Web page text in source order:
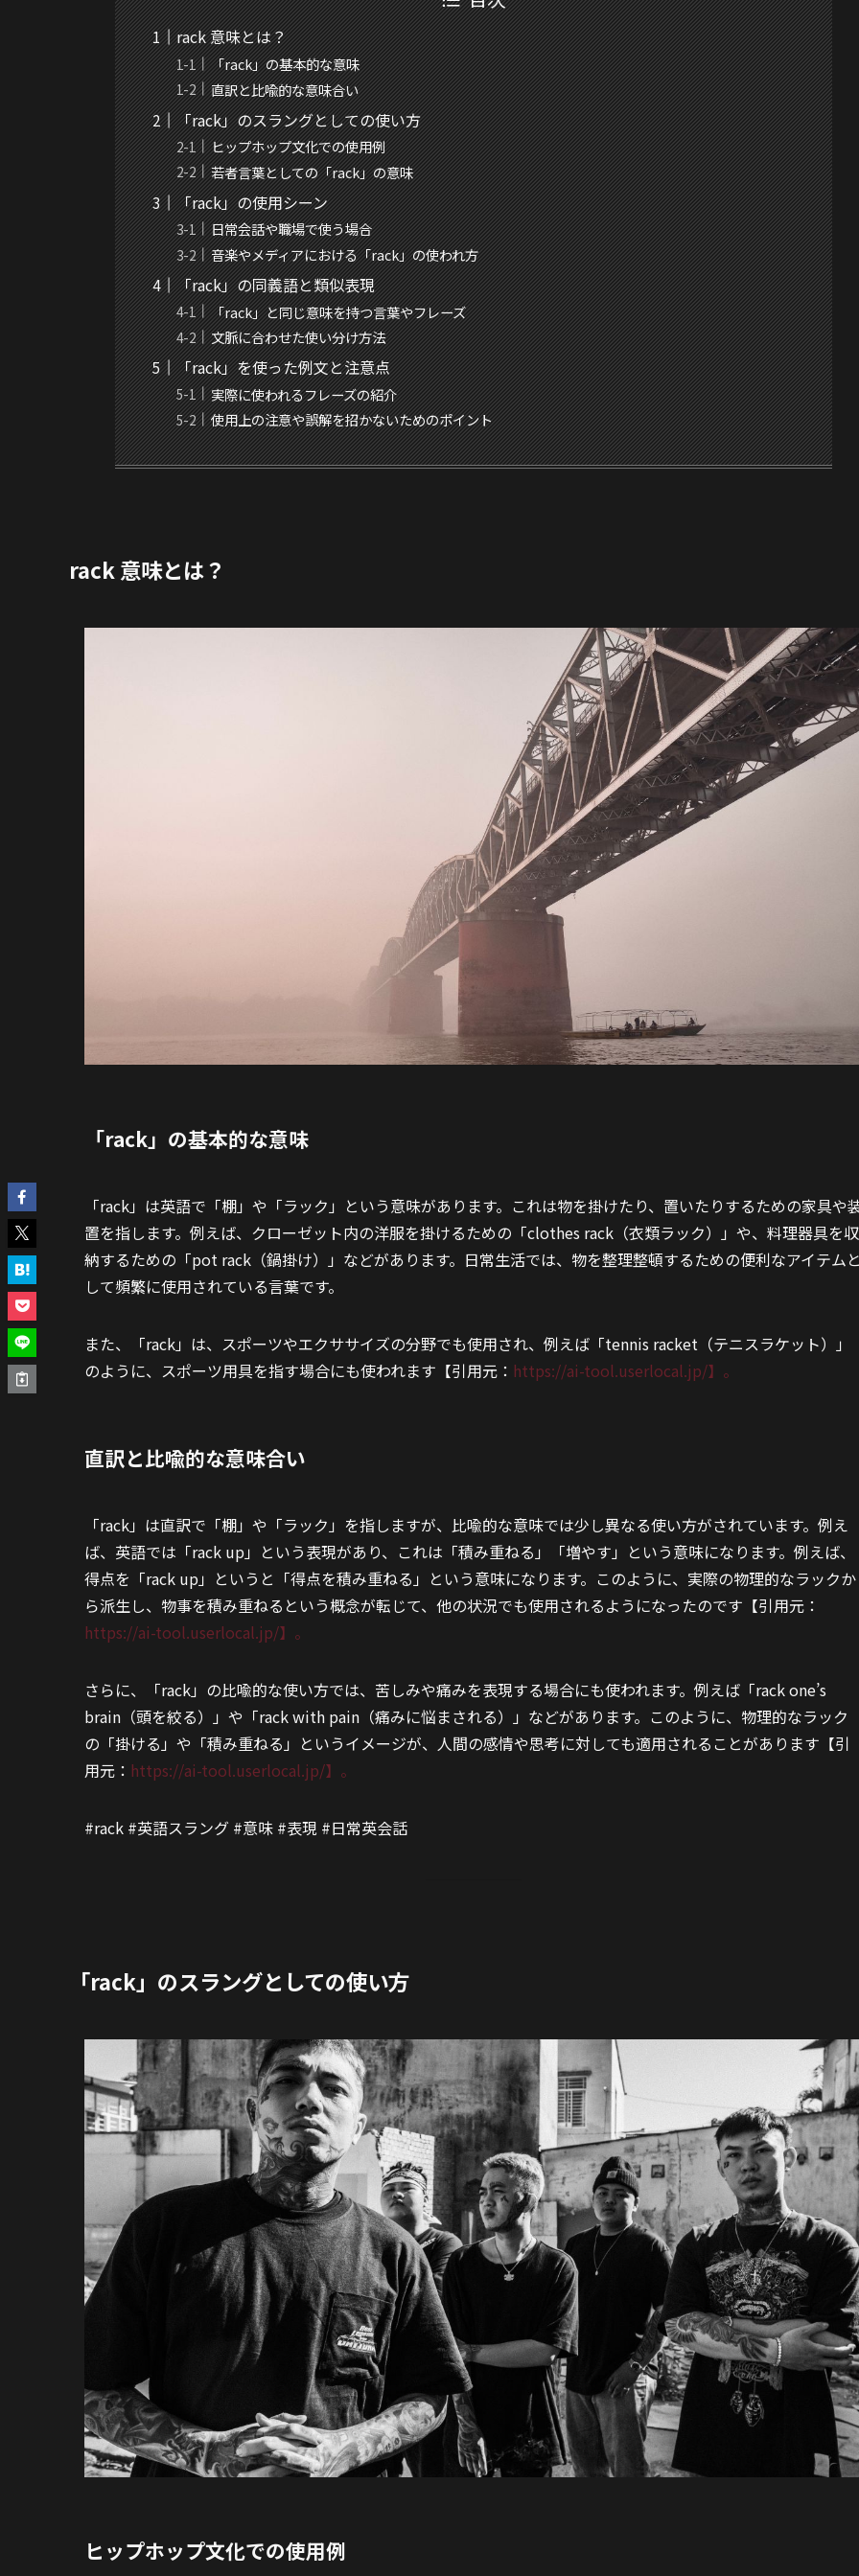
rack 意味とは？
「rack」の基本的な意味
直訳と比喩的な意味合い
「rack」のスラングとしての使い方
ヒップホップ文化での使用例
若者言葉としての「rack」の意味
「rack」の使用シーン
日常会話や職場で使う場合
音楽やメディアにおける「rack」の使われ方
「rack」の同義語と類似表現
「rack」と同じ意味を持つ言葉やフレーズ
文脈に合わせた使い分け方法
「rack」を使った例文と注意点
実際に使われるフレーズの紹介
使用上の注意や誤解を招かないためのポイント
rack 意味とは？
「rack」の基本的な意味
「rack」は英語で「棚」や「ラック」という意味があります。これは物を掛けたり、置いたりするための家具や
置を指します。例えば、クローゼット内の洋服を掛けるための「clothes rack（衣類ラック）」や、料理器具を収
納するための「pot rack（鍋掛け）」などがあります。日常生活では、物を整理整頓するための便利なアイテム
して頻繁に使用されている言葉です。
また、「rack」は、スポーツやエクササイズの分野でも使用され、例えば「tennis racket（テニスラケット）」
のように、スポーツ用具を指す場合にも使われます【引用元： https://ai-tool.userlocal.jp/】。
直訳と比喩的な意味合い
「rack」は直訳で「棚」や「ラック」を指しますが、比喩的な意味では少し異なる使い方がされています。例え
ば、英語では「rack up」という表現があり、これは「積み重ねる」「増やす」という意味になります。例えば、
得点を「rack up」というと「得点を積み重ねる」という意味になります。このように、実際の物理的なラックか
ら派生し、物事を積み重ねるという概念が転じて、他の状況でも使用されるようになったのです【引用元：
https://ai-tool.userlocal.jp/】。
さらに、「rack」の比喩的な使い方では、苦しみや痛みを表現する場合にも使われます。例えば「rack one’s
brain（頭を絞る）」や「rack with pain（痛みに悩まされる）」などがあります。このように、物理的なラック
の「掛ける」や「積み重ねる」というイメージが、人間の感情や思考に対しても適用されることがあります【引
用元： https://ai-tool.userlocal.jp/】。
#rack #英語スラング #意味 #表現 #日常英会話
「rack」のスラングとしての使い方
ヒップホップ文化での使用例